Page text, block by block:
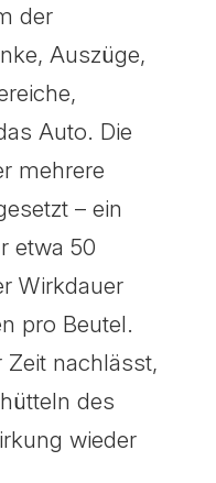
der
Auszüge,
Auto. Die
mehrere
– ein
etwa 50
Wirkdauer
pro Beutel.
nachlässt,
des
wieder